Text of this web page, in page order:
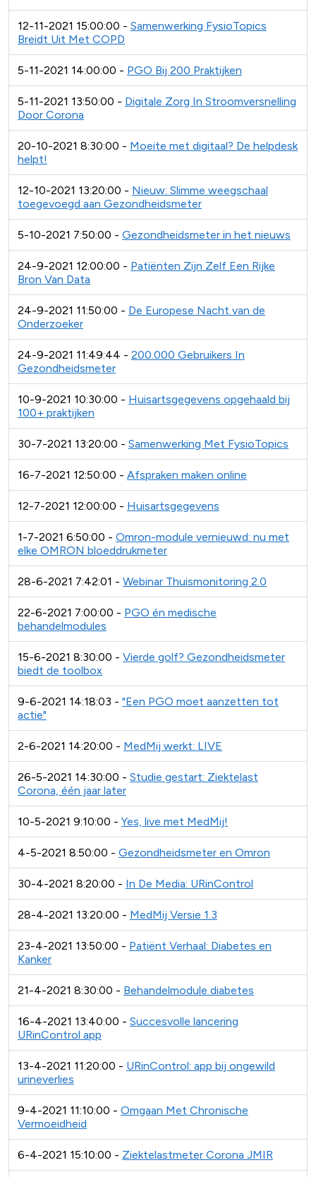
12-11-2021 15:00:00 - Samenwerking FysioTopics
Breidt Uit Met COPD
5-11-2021 14:00:00 - PGO Bij 200 Praktijken
5-11-2021 13:50:00 - Digitale Zorg In Stroomversnelling
Door Corona
20-10-2021 8:30:00 - Moeite met digitaal? De helpdesk
helpt!
12-10-2021 13:20:00 - Nieuw: Slimme weegschaal
toegevoegd aan Gezondheidsmeter
5-10-2021 7:50:00 - Gezondheidsmeter in het nieuws
24-9-2021 12:00:00 - Patiënten Zijn Zelf Een Rijke
Bron Van Data
24-9-2021 11:50:00 - De Europese Nacht van de
Onderzoeker
24-9-2021 11:49:44 - 200.000 Gebruikers In
Gezondheidsmeter
10-9-2021 10:30:00 - Huisartsgegevens opgehaald bij
100+ praktijken
30-7-2021 13:20:00 - Samenwerking Met FysioTopics
16-7-2021 12:50:00 - Afspraken maken online
12-7-2021 12:00:00 - Huisartsgegevens
1-7-2021 6:50:00 - Omron-module vernieuwd: nu met
elke OMRON bloeddrukmeter
28-6-2021 7:42:01 - Webinar Thuismonitoring 2.0
22-6-2021 7:00:00 - PGO én medische
behandelmodules
15-6-2021 8:30:00 - Vierde golf? Gezondheidsmeter
biedt de toolbox
9-6-2021 14:18:03 - "Een PGO moet aanzetten tot
actie"
2-6-2021 14:20:00 - MedMij werkt: LIVE
26-5-2021 14:30:00 - Studie gestart: Ziektelast
Corona, één jaar later
10-5-2021 9:10:00 - Yes, live met MedMij!
4-5-2021 8:50:00 - Gezondheidsmeter en Omron
30-4-2021 8:20:00 - In De Media: URinControl
28-4-2021 13:20:00 - MedMij Versie 1.3
23-4-2021 13:50:00 - Patiënt Verhaal: Diabetes en
Kanker
21-4-2021 8:30:00 - Behandelmodule diabetes
16-4-2021 13:40:00 - Succesvolle lancering
URinControl app
13-4-2021 11:20:00 - URinControl: app bij ongewild
urineverlies
9-4-2021 11:10:00 - Omgaan Met Chronische
Vermoeidheid
6-4-2021 15:10:00 - Ziektelastmeter Corona JMIR